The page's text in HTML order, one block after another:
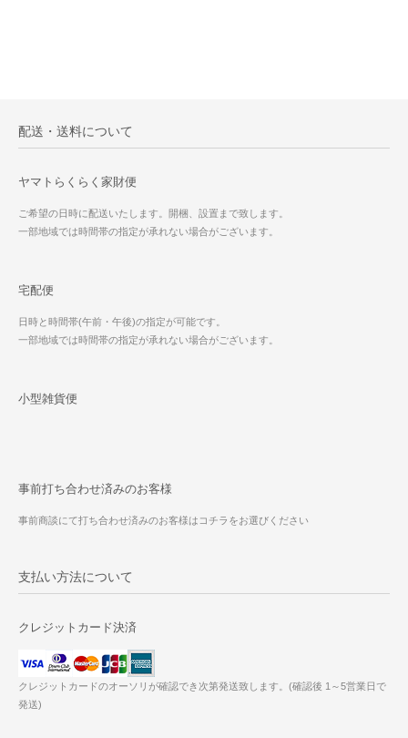
配送・送料について
ヤマトらくらく家財便
ご希望の日時に配送いたします。開梱、設置まで致します。
一部地域では時間帯の指定が承れない場合がございます。
宅配便
日時と時間帯(午前・午後)の指定が可能です。
一部地域では時間帯の指定が承れない場合がございます。
小型雑貨便
事前打ち合わせ済みのお客様
事前商談にて打ち合わせ済みのお客様はコチラをお選びください
支払い方法について
クレジットカード決済
クレジットカードのオーソリが確認でき次第発送致します。(確認後 1～5営業日で
発送)